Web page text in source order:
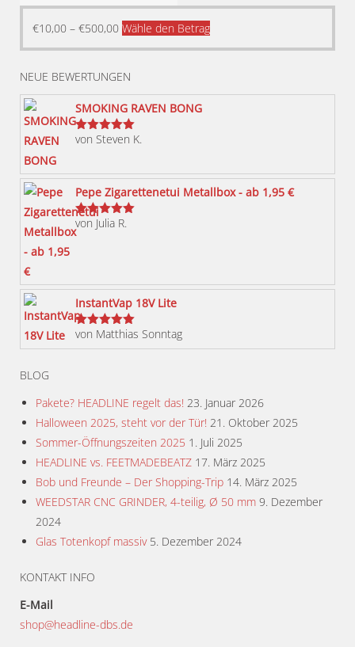
€10,00 – €500,00 Wähle den BetragDieses
Produkt
können
werden
NEUE BEWERTUNGEN
SMOKING RAVEN BONG
Bewertet
von Steven K.
Pepe Zigarettenetui Metallbox - ab 1,95 €
Bewertet
mit
von Julia R.
InstantVap 18V Lite
Bewertet
mit5von 5
von Matthias Sonntag
BLOG
Pakete? HEADLINE regelt das! 23. Januar 2026
Halloween 2025, steht vor der Tür! 21. Oktober 2025
Sommer-Öffnungszeiten 2025 1. Juli 2025
HEADLINE vs. FEETMADEBEATZ 17. März 2025
Bob und Freunde – Der Shopping-Trip 14. März 2025
WEEDSTAR CNC GRINDER, 4-teilig, Ø 50 mm 9. Dezember
2024
Glas Totenkopf massiv 5. Dezember 2024
KONTAKT INFO
E-Mail
shop@headline-dbs.de